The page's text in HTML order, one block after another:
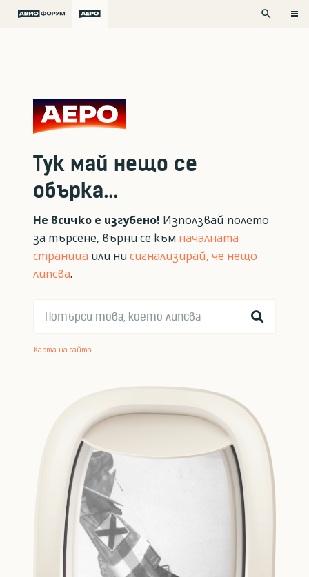
search
Тук май нещо се
обърка...
Не всичко е изгубено! Използвай полето
за търсене, върни се към началната
страница или ни сигнализирай, че нещо
липсва.
Карта на сайта